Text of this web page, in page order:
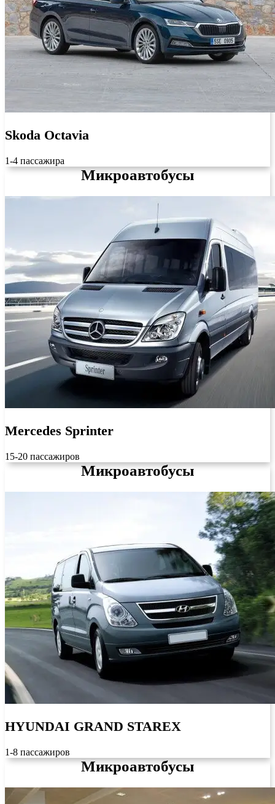
Skoda Octavia
1-4 пассажира
Микроавтобусы
Mercedes Sprinter
15-20 пассажиров
Микроавтобусы
HYUNDAI GRAND STAREX
1-8 пассажиров
Микроавтобусы